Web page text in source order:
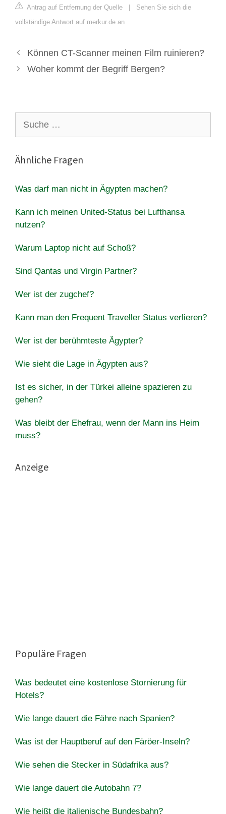
Antrag auf Entfernung der Quelle | Sehen Sie sich die
vollständige Antwort auf merkur.de an
Können CT-Scanner meinen Film ruinieren?
Woher kommt der Begriff Bergen?
nach:
Ähnliche Fragen
Was darf man nicht in Ägypten machen?
Kann ich meinen United-Status bei Lufthansa
nutzen?
Warum Laptop nicht auf Schoß?
Sind Qantas und Virgin Partner?
Wer ist der zugchef?
Kann man den Frequent Traveller Status verlieren?
Wer ist der berühmteste Ägypter?
Wie sieht die Lage in Ägypten aus?
Ist es sicher, in der Türkei alleine spazieren zu
gehen?
Was bleibt der Ehefrau, wenn der Mann ins Heim
muss?
Anzeige
Populäre Fragen
Was bedeutet eine kostenlose Stornierung für
Hotels?
Wie lange dauert die Fähre nach Spanien?
Was ist der Hauptberuf auf den Färöer-Inseln?
Wie sehen die Stecker in Südafrika aus?
Wie lange dauert die Autobahn 7?
Wie heißt die italienische Bundesbahn?